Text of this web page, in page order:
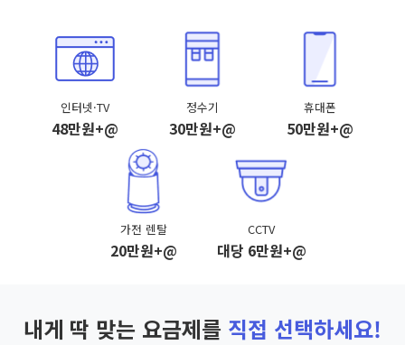
인터넷·TV
48만원+@
정수기
30만원+@
휴대폰
50만원+@
가전 렌탈
20만원+@
CCTV
대당 6만원+@
내게 딱 맞는 요금제를 직접 선택하세요!